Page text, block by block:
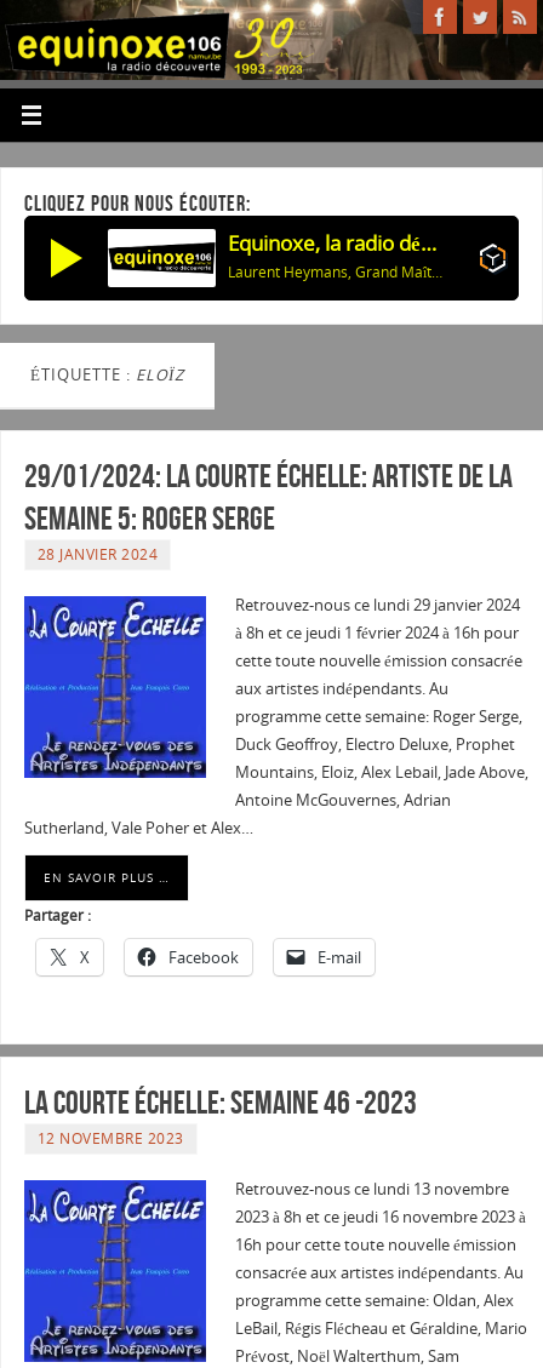
CLIQUEZ POUR NOUS ÉCOUTER:
Equinoxe, la radio découverte
Laurent Heymans, Grand Maître de la Confrérie: Les 60 ans des Compagnons de Buley
ÉTIQUETTE : ELOÏZ
29/01/2024: La courte échelle: artiste de la
semaine 5: Roger Serge
28 JANVIER 2024
Retrouvez-nous ce lundi 29 janvier 2024
à 8h et ce jeudi 1 février 2024 à 16h pour
cette toute nouvelle émission consacrée
aux artistes indépendants. Au
programme cette semaine: Roger Serge,
Duck Geoffroy, Electro Deluxe, Prophet
Mountains, Eloiz, Alex Lebail, Jade Above,
Antoine McGouvernes, Adrian
Sutherland, Vale Poher et Alex…
EN SAVOIR PLUS …
Partager :
X Facebook E-mail
La courte échelle: semaine 46 -2023
12 NOVEMBRE 2023
Retrouvez-nous ce lundi 13 novembre
2023 à 8h et ce jeudi 16 novembre 2023 à
16h pour cette toute nouvelle émission
consacrée aux artistes indépendants. Au
programme cette semaine: Oldan, Alex
LeBail, Régis Flécheau et Géraldine, Mario
Prévost, Noël Walterthum, Sam